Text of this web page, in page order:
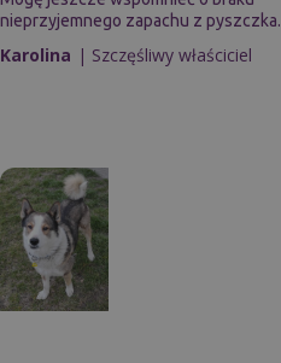
nieprzyjemnego zapachu z pyszczka.
Karolina | Szczęśliwy właściciel